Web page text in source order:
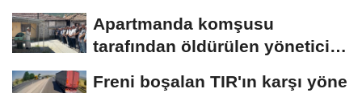
Apartmanda komşusu
tarafından öldürülen yönetici
Freni boşalan TIR'ın karşı yöne